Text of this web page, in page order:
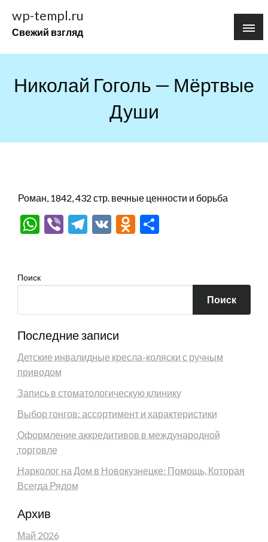
содержимому
wp-templ.ru
Свежий взгляд
Николай Гоголь — Мёртвые
Души
Роман, 1842, 432 стр. вечные ценности и борьба
WhatsApp
ViberTelegram
VK Odnoklassniki
Поиск
Поиск
Последние записи
Детские инвалидные кресла-коляски с ручным
приводом
Запись в стоматологическую клинику
Выбор гонгов: ассортимент и характеристики
Оформление аккредитивов в международной
торговле
Нарколог на Дом в Новокузнецке: Помощь, Которая
Всегда Рядом
Архив
Май 2026